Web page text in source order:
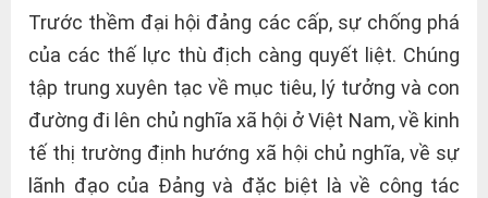
Trước thềm đại hội đảng các cấp, sự chống phá
của các thế lực thù địch càng quyết liệt. Chúng
tập trung xuyên tạc về mục tiêu, lý tưởng và con
đường đi lên chủ nghĩa xã hội ở Việt Nam, về kinh
tế thị trường định hướng xã hội chủ nghĩa, về sự
lãnh đạo của Đảng và đặc biệt là về công tác